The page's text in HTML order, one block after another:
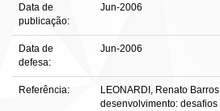
Data de
publicação:
Jun-2006
Data de
defesa:
Jun-2006
Referência:
LEONARDI, Renato
desenvolvimento: